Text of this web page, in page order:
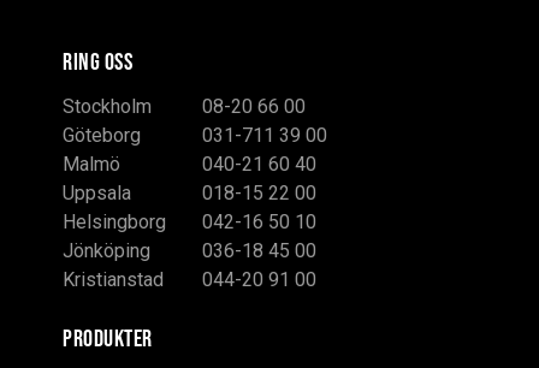
RING OSS
Stockholm
08-20 66 00
Göteborg
031-711 39 00
Malmö
040-21 60 40
Uppsala
018-15 22 00
Helsingborg
042-16 50 10
Jönköping
036-18 45 00
Kristianstad
044-20 91 00
PRODUKTER